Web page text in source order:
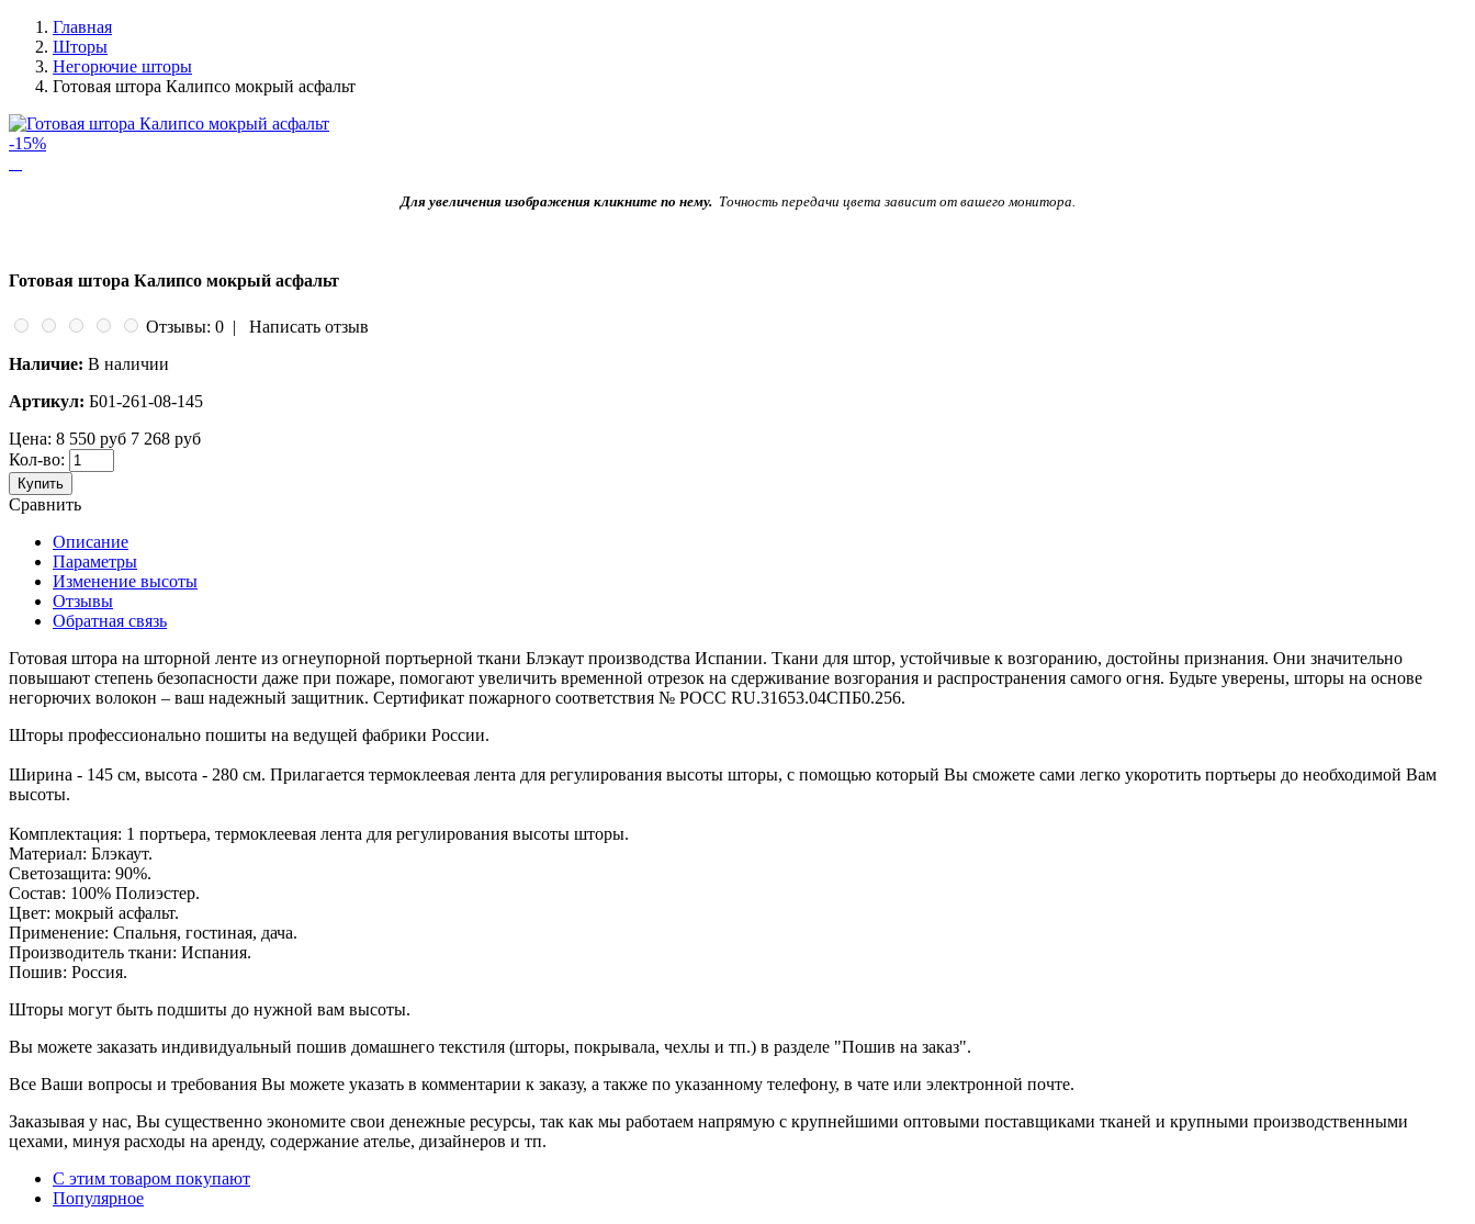
Главная
Шторы
Негорючие шторы
Готовая штора Калипсо мокрый асфальт
-15%
Для увеличения изображения кликните по нему. Точность передачи цвета зависит от вашего монитора.
Готовая штора Калипсо мокрый асфальт
Отзывы: 0 | Написать отзыв
Наличие: В наличии
Артикул: Б01-261-08-145
Цена: 8 550 руб 7 268 руб
Кол-во:
Купить
Сравнить
Описание
Параметры
Изменение высоты
Отзывы
Обратная связь
Готовая штора на шторной ленте из огнеупорной портьерной ткани Блэкаут производства Испании. Ткани для штор, устойчивые к возгоранию, достойны признания. Они значительно
повышают степень безопасности даже при пожаре, помогают увеличить временной отрезок на сдерживание возгорания и распространения самого огня. Будьте уверены, шторы на основе
негорючих волокон – ваш надежный защитник. Сертификат пожарного соответствия № POCC RU.31653.04СПБ0.256.
Шторы профессионально пошиты на ведущей фабрики России.
Ширина - 145 см, высота - 280 см. Прилагается термоклеевая лента для регулирования высоты шторы, с помощью который Вы сможете сами легко укоротить портьеры до необходимой Вам
высоты.
Комплектация: 1 портьера, термоклеевая лента для регулирования высоты шторы.
Материал: Блэкаут.
Светозащита: 90%.
Состав: 100% Полиэстер.
Цвет: мокрый асфальт.
Применение: Спальня, гостиная, дача.
Производитель ткани: Испания.
Пошив: Россия.
Шторы могут быть подшиты до нужной вам высоты.
Вы можете заказать индивидуальный пошив домашнего текстиля (шторы, покрывала, чехлы и тп.) в разделе "Пошив на заказ".
Все Ваши вопросы и требования Вы можете указать в комментарии к заказу, а также по указанному телефону, в чате или электронной почте.
Заказывая у нас, Вы существенно экономите свои денежные ресурсы, так как мы работаем напрямую с крупнейшими оптовыми поставщиками тканей и крупными производственными
цехами, минуя расходы на аренду, содержание ателье, дизайнеров и тп.
С этим товаром покупают
Популярное